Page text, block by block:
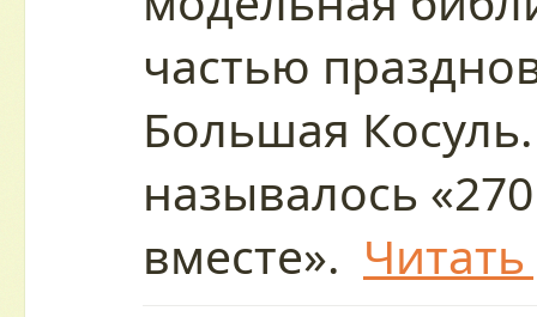
частью
Большая
называлось
вместе».